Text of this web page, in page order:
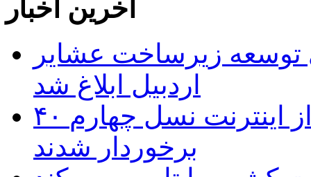
آخرین اخبار
برای توسعه زیرساخت عشایر
اردبیل ابلاغ شد
۴۰ روستای شهرستان گِرمی از اینترنت نسل چهارم
برخوردار شدند